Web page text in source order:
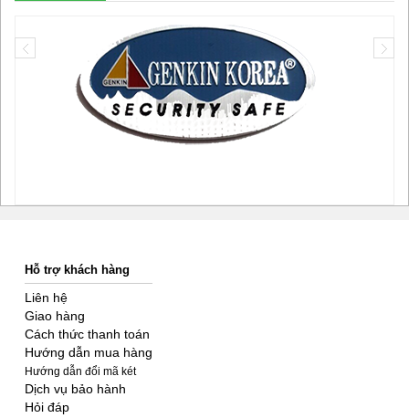
Hỗ trợ khách hàng
Liên hệ
Giao hàng
Cách thức thanh toán
Hướng dẫn mua hàng
Hướng dẫn đổi mã két
Dịch vụ bảo hành
Hỏi đáp